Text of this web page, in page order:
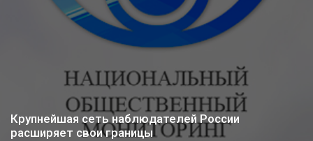
Крупнейшая сеть наблюдателей России
расширяет свои границы